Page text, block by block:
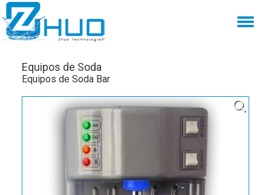
Equipos de Soda
Equipos de Soda Bar